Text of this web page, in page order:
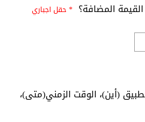
المضافة؟ * حقل اجباري
(أين)، الوقت الزمني(متى)،